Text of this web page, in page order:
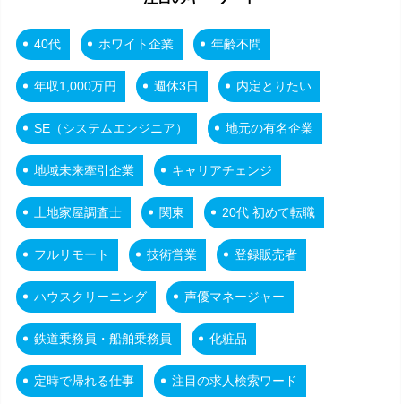
40代 ホワイト企業 年齢不問
年収1,000万円 週休3日 内定とりたい
SE（システムエンジニア） 地元の有名企業
地域未来牽引企業 キャリアチェンジ
土地家屋調査士 関東 20代 初めて転職
フルリモート 技術営業 登録販売者
ハウスクリーニング 声優マネージャー
鉄道乗務員・船舶乗務員 化粧品
定時で帰れる仕事 注目の求人検索ワード